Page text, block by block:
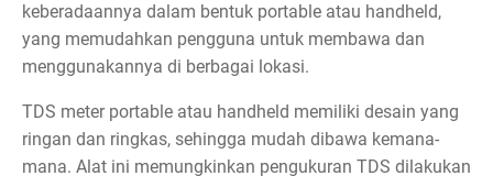
keberadaannya dalam bentuk portable atau handheld,
yang memudahkan pengguna untuk membawa dan
menggunakannya di berbagai lokasi.
TDS meter portable atau handheld memiliki desain yang
ringan dan ringkas, sehingga mudah dibawa kemana-
mana. Alat ini memungkinkan pengukuran TDS dilakukan